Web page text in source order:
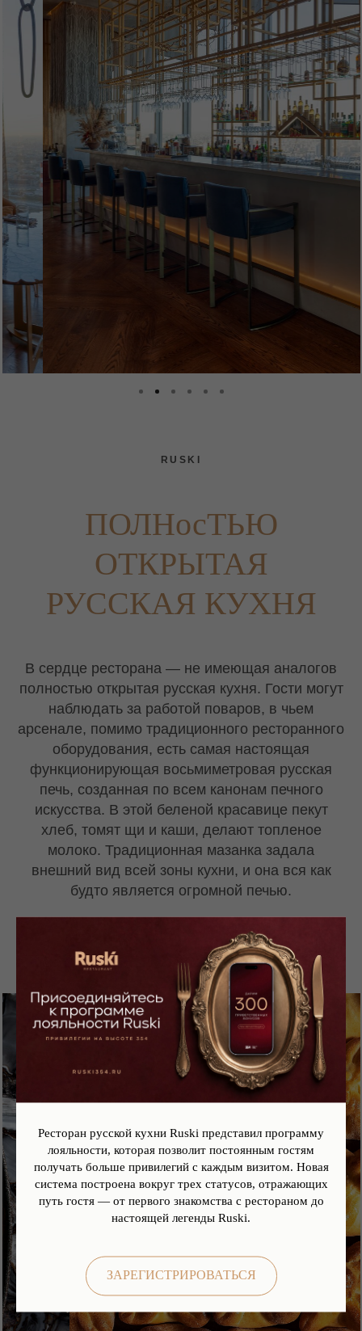
Ресторан русской кухни Ruski представил программу
лояльности, которая позволит постоянным гостям
получать больше привилегий с каждым визитом. Новая
система построена вокруг трех статусов, отражающих
путь гостя — от первого знакомства с рестораном до
настоящей легенды Ruski.
ЗАРЕГИСТРИРОВАТЬСЯ
RUSKI
ПОЛНосТЬЮ
ОТКРЫТАЯ
РУССКАЯ КУХНЯ
В сердце ресторана — не имеющая аналогов
полностью открытая русская кухня. Гости могут
наблюдать за работой поваров, в чьем
арсенале, помимо традиционного ресторанного
оборудования, есть самая настоящая
функционирующая восьмиметровая русская
печь, созданная по всем канонам печного
искусства. В этой беленой красавице пекут
хлеб, томят щи и каши, делают топленое
молоко. Традиционная мазанка задала
внешний вид всей зоны кухни, и она вся как
будто является огромной печью.